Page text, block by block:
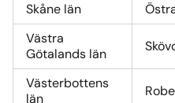
Skåne län
Västra
Götalands län
Västerbottens
län